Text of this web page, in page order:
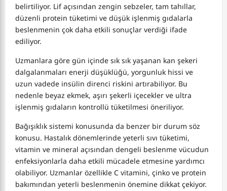
belirtiliyor. Lif açısından zengin sebzeler, tam tahıllar,
düzenli protein tüketimi ve düşük işlenmiş gıdalarla
beslenmenin çok daha etkili sonuçlar verdiği ifade
ediliyor.
Uzmanlara göre gün içinde sık sık yaşanan kan şekeri
dalgalanmaları enerji düşüklüğü, yorgunluk hissi ve
uzun vadede insülin direnci riskini artırabiliyor. Bu
nedenle beyaz ekmek, aşırı şekerli içecekler ve ultra
işlenmiş gıdaların kontrollü tüketilmesi öneriliyor.
Bağışıklık sistemi konusunda da benzer bir durum söz
konusu. Hastalık dönemlerinde yeterli sıvı tüketimi,
vitamin ve mineral açısından dengeli beslenme vücudun
enfeksiyonlarla daha etkili mücadele etmesine yardımcı
olabiliyor. Uzmanlar özellikle C vitamini, çinko ve protein
bakımından yeterli beslenmenin önemine dikkat çekiyor.